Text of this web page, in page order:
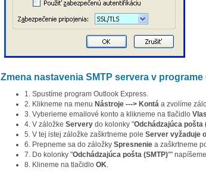
Zmena nastavenia SMTP servera v
1. Spustíme program Outlook Express.
2. Klikneme na menu Nástroje ---> Kontá a zvolíme
3. Vyberieme emailové konto a klikneme na tlačidlo
4. V záložke Servery do kolonky "Odchádzajúca pošta
5. V tej istej záložke zaškrtneme pole Server vyžaduje
6. Prepneme sa do záložky Spresnenie a zaškrtneme
7. Do kolonky "Odchádzajúca pošta (SMTP)""
8. Klineme na tlačidlo OK.